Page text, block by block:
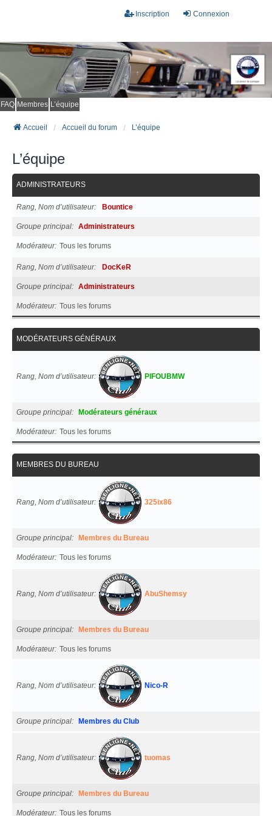
Connexion
Inscription
FAQ Membres L’équipe
Accueil Accueil du forum L’équipe
L’équipe
ADMINISTRATEURS
Rang, Nom d’utilisateur Bountice
Groupe principal Administrateurs
Modérateur Tous les forums
Rang, Nom d’utilisateur DocKeR
Groupe principal Administrateurs
Modérateur Tous les forums
MODÉRATEURS GÉNÉRAUX
Rang, Nom d’utilisateur PIFOUBMW
Groupe principal Modérateurs généraux
Modérateur Tous les forums
MEMBRES DU BUREAU
Rang, Nom d’utilisateur 325ix86
Groupe principal Membres du Bureau
Modérateur Tous les forums
Rang, Nom d’utilisateur AbuShemsy
Groupe principal Membres du Bureau
Modérateur Tous les forums
Rang, Nom d’utilisateur Nico-R
Groupe principal Membres du Club
Rang, Nom d’utilisateur tuomas
Groupe principal Membres du Bureau
Modérateur Tous les forums